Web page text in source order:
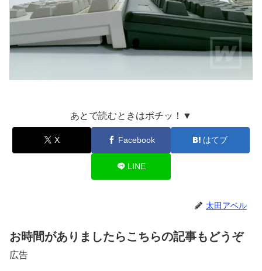
あとで読むときはポチッ！▼
X Facebook はてブ
LINE
太田アベル
お時間がありましたらこちらの記事もどうぞ
広告